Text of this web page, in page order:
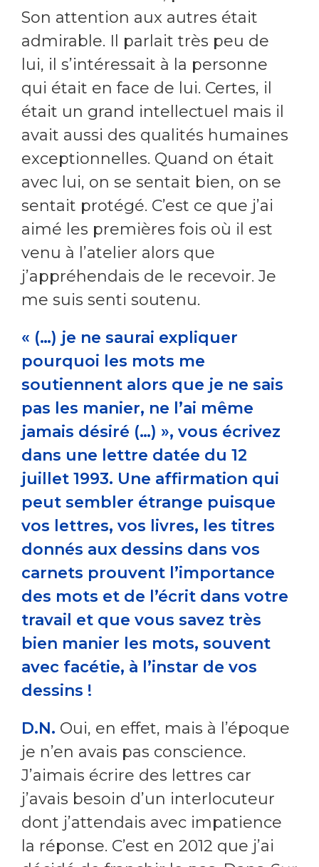
Son attention aux autres était
admirable. Il parlait très peu de
lui, il s’intéressait à la personne
qui était en face de lui. Certes, il
était un grand intellectuel mais il
avait aussi des qualités humaines
exceptionnelles. Quand on était
avec lui, on se sentait bien, on se
sentait protégé. C’est ce que j’ai
aimé les premières fois où il est
venu à l’atelier alors que
j’appréhendais de le recevoir. Je
me suis senti soutenu.
« (…) je ne saurai expliquer
pourquoi les mots me
soutiennent alors que je ne sais
pas les manier, ne l’ai même
jamais désiré (…) », vous écrivez
dans une lettre datée du 12
juillet 1993. Une affirmation qui
peut sembler étrange puisque
vos lettres, vos livres, les titres
donnés aux dessins dans vos
carnets prouvent l’importance
des mots et de l’écrit dans votre
travail et que vous savez très
bien manier les mots, souvent
avec facétie, à l’instar de vos
dessins !
D.N. Oui, en effet, mais à l’époque
je n’en avais pas conscience.
J’aimais écrire des lettres car
j’avais besoin d’un interlocuteur
dont j’attendais avec impatience
la réponse. C’est en 2012 que j’ai